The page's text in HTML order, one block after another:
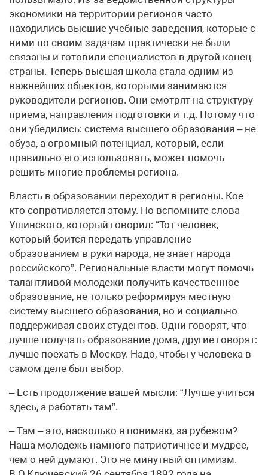
экономики на территории регионов часто
находились высшие учебные заведения, которые с
ними по своим задачам практически не были
связаны и готовили специалистов в другой конец
страны. Теперь высшая школа стала одним из
важнейших обьектов, которыми занимаются
руководители регионов. Они смотрят на структуру
приема, направления подготовки и т.д. Потому что
они убедились: система высшего образования – не
обуза, а огромный потенциал, который, если
правильно его использовать, может помочь
решить многие проблемы региона.
Власть в образовании переходит в регионы. Кое-
кто сопротивляется этому. Но вспомните слова
Ушинского, который говорил: “Тот человек,
который боится передать управление
образованием в руки народа, не знает народа
российского”. Региональные власти могут помочь
талантливой молодежи получить качественное
образование, не только реформируя местную
систему высшего образования, но и социально
поддерживая своих студентов. Одни говорят, что
лучше получать образование дома, другие говорят:
лучше поехать в Москву. Надо, чтобы у человека в
самом деле был выбор.
– Есть продолжение вашей мысли: “Лучше учиться
здесь, а работать там”.
– Там – это, насколько я понимаю, за рубежом?
Наша молодежь намного патриотичнее и мудрее,
чем о ней думают. Это не минутный оптимизм.